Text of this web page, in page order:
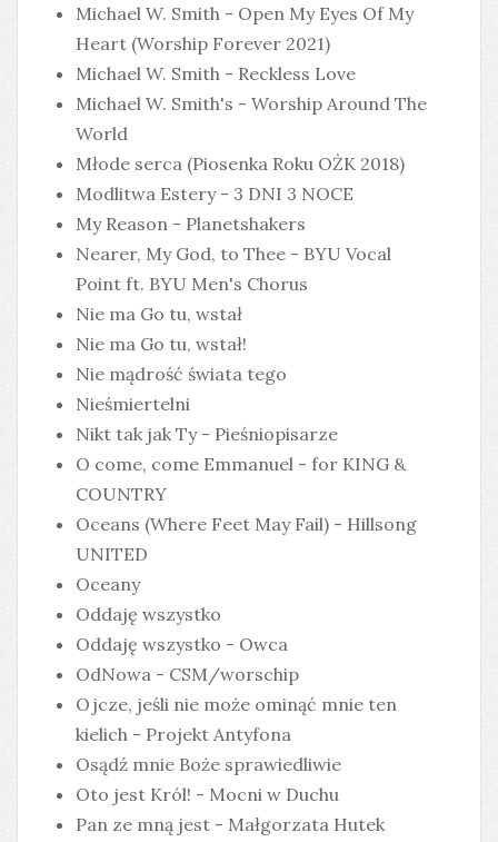
Michael W. Smith - Open My Eyes Of My
Heart (Worship Forever 2021)
Michael W. Smith - Reckless Love
Michael W. Smith's - Worship Around The
World
Młode serca (Piosenka Roku OŻK 2018)
Modlitwa Estery - 3 DNI 3 NOCE
My Reason - Planetshakers
Nearer, My God, to Thee - BYU Vocal
Point ft. BYU Men's Chorus
Nie ma Go tu, wstał
Nie ma Go tu, wstał!
Nie mądrość świata tego
Nieśmiertelni
Nikt tak jak Ty - Pieśniopisarze
O come, come Emmanuel - for KING &
COUNTRY
Oceans (Where Feet May Fail) - Hillsong
UNITED
Oceany
Oddaję wszystko
Oddaję wszystko - Owca
OdNowa - CSM/worschip
Ojcze, jeśli nie może ominąć mnie ten
kielich - Projekt Antyfona
Osądź mnie Boże sprawiedliwie
Oto jest Król! - Mocni w Duchu
Pan ze mną jest - Małgorzata Hutek